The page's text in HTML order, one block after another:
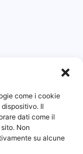
come i cookie
Il
dati come il
Non
su alcune